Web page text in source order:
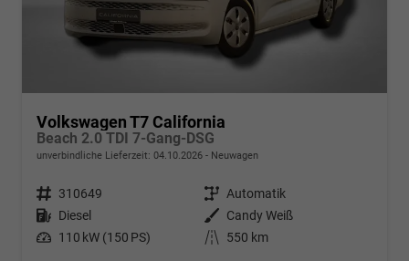
Volkswagen T7 California
Beach 2.0 TDI 7-Gang-DSG
unverbindliche Lieferzeit: 04.10.2026 Neuwagen
Fahrzeugnr. 310649 Getriebe Automatik
Kraftstoff Diesel Außenfarbe
Candy Weiß
Leistung 110 kW (150 PS) Kilometerstand 550 km